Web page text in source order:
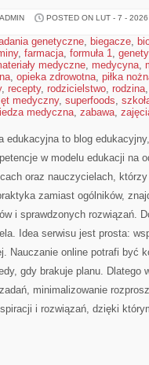
POSTED ON LUT - 7 - 2026
genetyczne, biegacze,
, farmacja, formuła 1,
medyczne, medycyna,
, opieka zdrowotna, piłka
, recepty, rodzicielstwo, rodzina,
medyczny, superfoods,
medyczna, zabawa,
edukacyjna to blog
w modelu edukacji na
oraz nauczycielach,
zamiast ogólników,
i sprawdzonych rozwiązań.
Idea serwisu jest prosta:
Nauczanie online potrafi być
gdy brakuje planu. Dlatego
minimalizowanie
i rozwiązań, dzięki